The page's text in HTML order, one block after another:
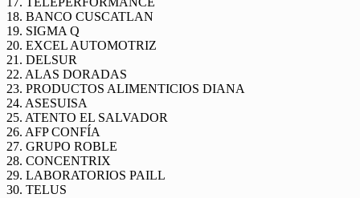
18. BANCO CUSCATLAN
19. SIGMA Q
20. EXCEL AUTOMOTRIZ
21. DELSUR
22. ALAS DORADAS
23. PRODUCTOS ALIMENTICIOS DIANA
24. ASESUISA
25. ATENTO EL SALVADOR
26. AFP CONFÍA
27. GRUPO ROBLE
28. CONCENTRIX
29. LABORATORIOS PAILL
30. TELUS